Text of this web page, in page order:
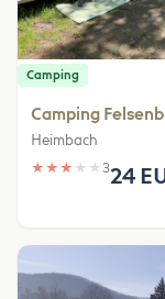
Camping
Camping
Heimbach
★ ★ ★ ★ ★ 324